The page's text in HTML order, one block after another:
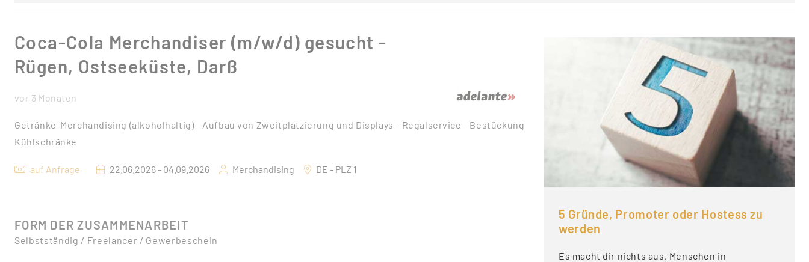
Coca-Cola Merchandiser (m/w/d) gesucht -
Rügen, Ostseeküste, Darß
vor 3 Monaten
Getränke-Merchandising (alkoholhaltig) - Aufbau von Zweitplatzierung und Displays - Regalservice - Bestückung
Kühlschränke
auf Anfrage 22.06.2026 - 04.09.2026 Merchandising DE - PLZ 1
FORM DER ZUSAMMENARBEIT
Selbstständig / Freelancer / Gewerbeschein
5 Gründe, Promoter oder Hostess zu
werden
Es macht dir nichts aus, Menschen in